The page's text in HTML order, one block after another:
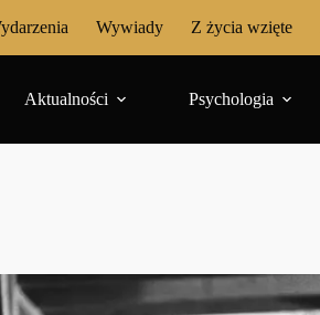
Wywiady Z życia wzięte
Aktualności Psychologia